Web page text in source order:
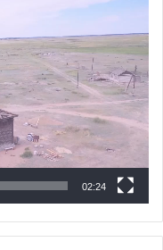
02:24